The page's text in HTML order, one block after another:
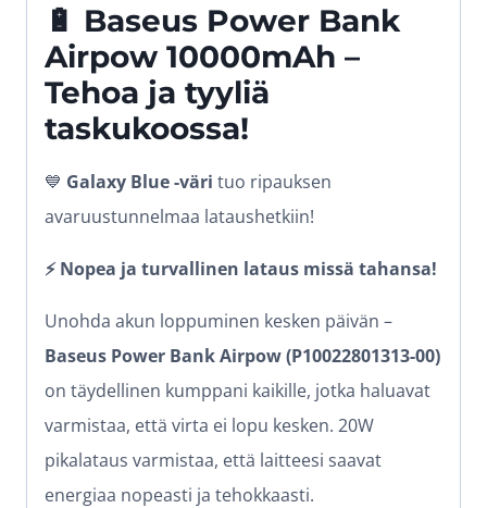
🔋 Baseus Power Bank
Airpow 10000mAh –
Tehoa ja tyyliä
taskukoossa!
💙 Galaxy Blue -väri tuo ripauksen
avaruustunnelmaa lataushetkiin!
⚡ Nopea ja turvallinen lataus missä tahansa!
Unohda akun loppuminen kesken päivän –
Baseus Power Bank Airpow (P10022801313-00)
on täydellinen kumppani kaikille, jotka haluavat
varmistaa, että virta ei lopu kesken. 20W
pikalataus varmistaa, että laitteesi saavat
energiaa nopeasti ja tehokkaasti.